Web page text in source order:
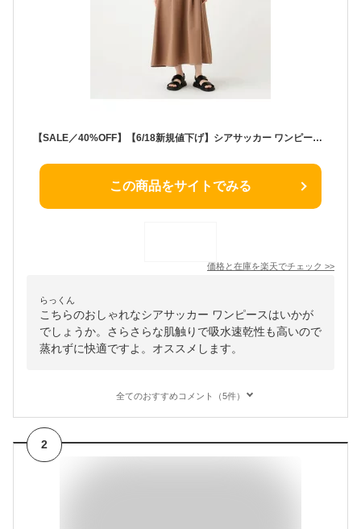
【SALE／40%OFF】【6/18新規値下げ】シアサッカー ワンピース 26SS 旅行 リゾート 洗える ウォッシャブル ドライタッチ 快適 さらさら イージーケア BEAMS HEART WOMEN ビームス ハート ワンピース・ドレス ワンピース ベージュ グリ【RBA_E】【送料無料】[Rakuten Fashion]
この商品をサイトでみる
価格と在庫を楽天でチェック >>
らっくん
こちらのおしゃれなシアサッカー ワンピースはいかが
でしょうか。さらさらな肌触りで吸水速乾性も高いので
蒸れずに快適ですよ。オススメします。
全てのおすすめコメント（5件）
2